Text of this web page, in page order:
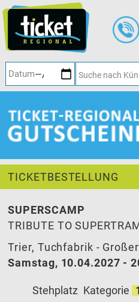
TICKETBESTELLUNG
SUPERSCAMP
TRIBUTE TO
Trier, Tuchfabrik - Großer
Samstag, 10.04.2027 -
Stehplatz Kategorie 1